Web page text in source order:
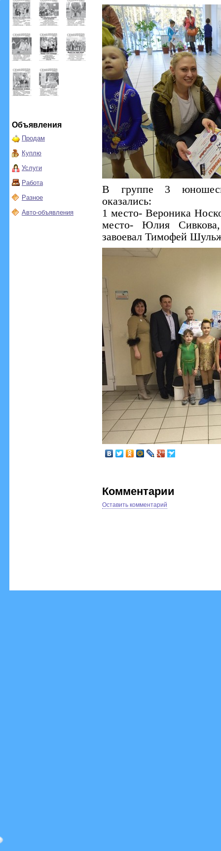
Объявления
Продам
Куплю
Услуги
Работа
Разное
Авто-объявления
В группе 3
оказались:
1 место- Вероника
место- Юлия
завоевал Тимофей
Комментарии
Оставить комментарий